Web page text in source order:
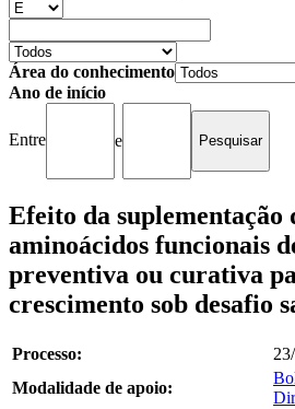
Área do conhecimento
Ano de início
Entre e
Efeito da suplementação
aminoácidos funcionais
preventiva ou curativa
crescimento sob desafio
Processo:
Modalidade de apoio: